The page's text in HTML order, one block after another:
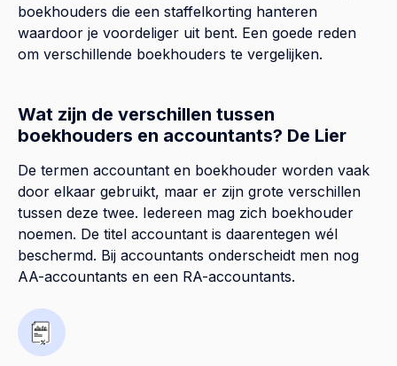
boekhouders die een staffelkorting hanteren
waardoor je voordeliger uit bent. Een goede reden
om verschillende boekhouders te vergelijken.
Wat zijn de verschillen tussen
boekhouders en accountants? De Lier
De termen accountant en boekhouder worden vaak
door elkaar gebruikt, maar er zijn grote verschillen
tussen deze twee. Iedereen mag zich boekhouder
noemen. De titel accountant is daarentegen wél
beschermd. Bij accountants onderscheidt men nog
AA-accountants en een RA-accountants.